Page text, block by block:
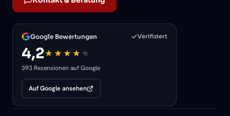
Google Bewertungen Verifiziert
4,2
393 Rezensionen auf Google
Auf Google ansehen